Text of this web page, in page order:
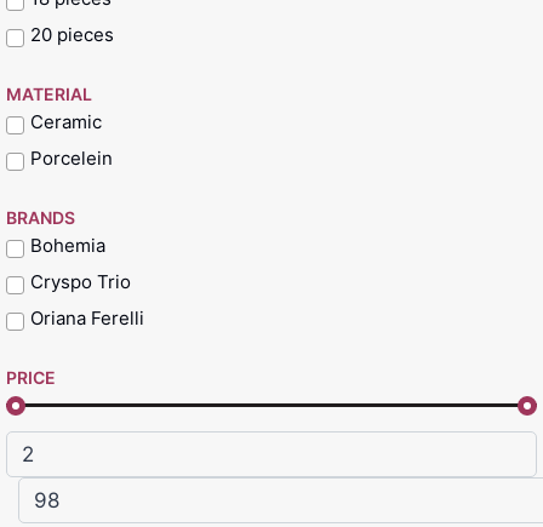
20 pieces
MATERIAL
Ceramic
Porcelein
BRANDS
Bohemia
Cryspo Trio
Oriana Ferelli
PRICE